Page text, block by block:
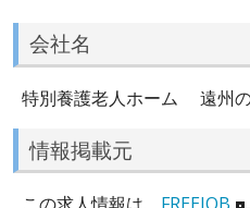
会社名
特別養護老人ホーム 遠州
情報掲載元